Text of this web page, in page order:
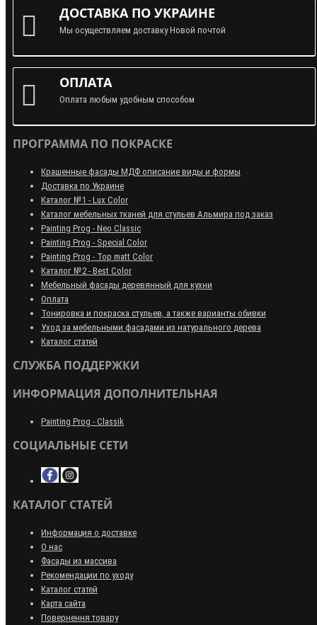
ДОСТАВКА ПО УКРАИНЕ
Мы осуществляем доставку Новой почтой
ОПЛАТА
Оплата любым удобным способом
ПРОГРАММА ПО ПОКРАСКЕ
Крашенные фасады МДФ описание виды и формы
Доставка по Украине
Каталог №1 - Lux Color
Каталог мебельных тканей для стульев Альмира под заказ
Painting Prog - Neo Classiс
Painting Prog - Special Color
Painting Prog - Top matt Color
Каталог №2 - Best Color
Мебельный фасады деревянный для кухни
Оплата
Тонировка и покраска стульев, а также варианты обивки
Уход за мебельными фасадами из натурального дерева
Каталог статей
СЛУЖБА ПОДДЕРЖКИ
ИНФОРМАЦИЯ ДОПОЛНИТЕЛЬНАЯ
Painting Prog - Classik
СОЦИАЛЬНЫЕ СЕТИ
КАТАЛОГ СТАТЕЙ
Информация о доставке
О нас
Фасады из массива
Рекомендации по уходу
Каталог статей
Карта сайта
Повернення товару